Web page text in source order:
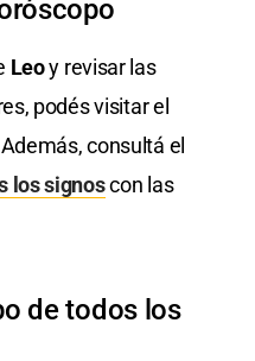
Leoy revisar las
podés visitar el
consultá el
los signoscon las
de todos los